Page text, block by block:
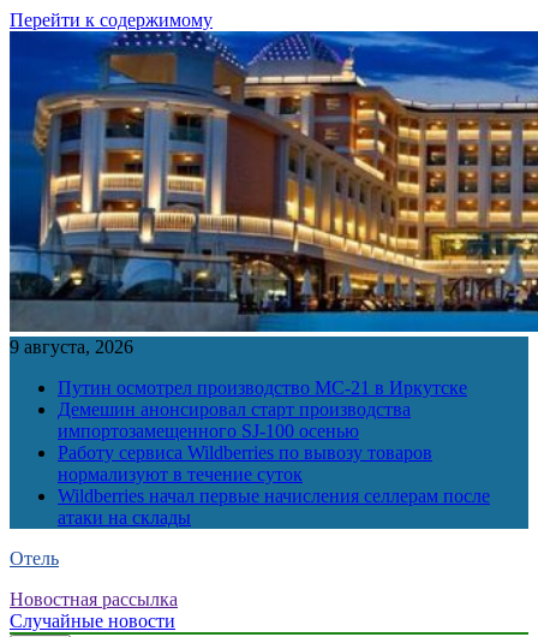
Перейти к содержимому
9 августа, 2026
Путин осмотрел производство МС-21 в Иркутске
Демешин анонсировал старт производства
импортозамещенного SJ-100 осенью
Работу сервиса Wildberries по вывозу товаров
нормализуют в течение суток
Wildberries начал первые начисления селлерам после
атаки на склады
Отель
Новостная рассылка
Случайные новости